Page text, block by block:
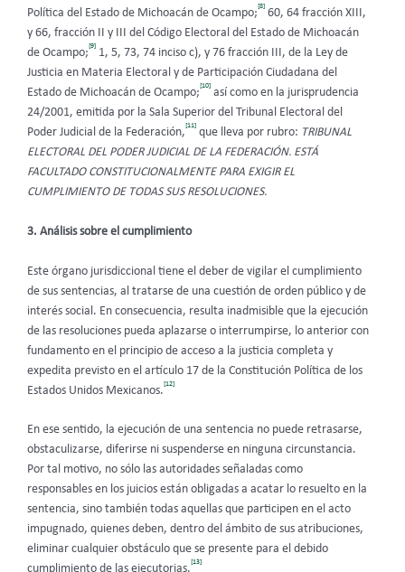
Política del Estado de Michoacán de Ocampo;
[8]
60, 64 fracción XIII,
y 66, fracción II y III del Código Electoral del Estado de Michoacán
de Ocampo;
[9]
1, 5, 73, 74 inciso c), y 76 fracción III, de la Ley de
Justicia en Materia Electoral y de Participación Ciudadana del
Estado de Michoacán de Ocampo;
[10]
así como en la jurisprudencia
24/2001, emitida por la Sala Superior del Tribunal Electoral del
Poder Judicial de la Federación,
[11]
que lleva por rubro: TRIBUNAL
ELECTORAL DEL PODER JUDICIAL DE LA FEDERACIÓN. ESTÁ
FACULTADO CONSTITUCIONALMENTE PARA EXIGIR EL
CUMPLIMIENTO DE TODAS SUS RESOLUCIONES.
3. Análisis sobre el cumplimiento
Este órgano jurisdiccional tiene el deber de vigilar el cumplimiento
de sus sentencias, al tratarse de una cuestión de orden público y de
interés social. En consecuencia, resulta inadmisible que la ejecución
de las resoluciones pueda aplazarse o interrumpirse, lo anterior con
fundamento en el principio de acceso a la justicia completa y
expedita previsto en el artículo 17 de la Constitución Política de los
Estados Unidos Mexicanos.
[12]
En ese sentido, la ejecución de una sentencia no puede retrasarse,
obstaculizarse, diferirse ni suspenderse en ninguna circunstancia.
Por tal motivo, no sólo las autoridades señaladas como
responsables en los juicios están obligadas a acatar lo resuelto en la
sentencia, sino también todas aquellas que participen en el acto
impugnado, quienes deben, dentro del ámbito de sus atribuciones,
eliminar cualquier obstáculo que se presente para el debido
cumplimiento de las ejecutorias.
[13]